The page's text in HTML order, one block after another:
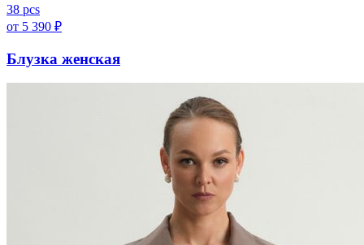
38 pcs
от 5 390 ₽
Блузка женская